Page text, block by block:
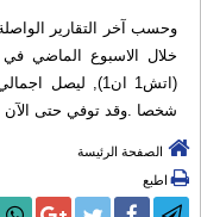
وحسب آخر التقارير
شخصا .وقد توفي حتى الآن بسبب هذا
الصفحة الرئيسة
اطبع